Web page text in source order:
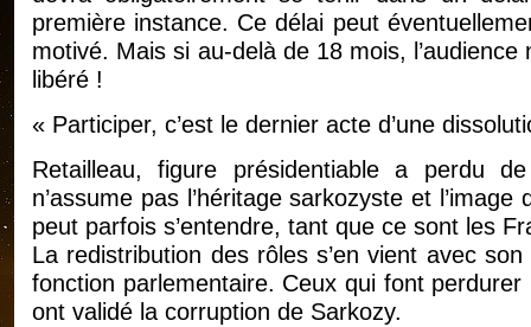
première instance. Ce délai peut
motivé. Mais si au-delà de 18 mois,
libéré !
« Participer, c’est le dernier acte d’une
Retailleau, figure présidentiable a perdu
n’assume pas l’héritage sarkozyste et
peut parfois s’entendre, tant que ce sont les
La redistribution des rôles s’en vient avec
fonction parlementaire. Ceux qui font
ont validé la corruption de Sarkozy.